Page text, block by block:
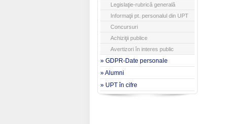
Legislaţie-rubrică generală
Informaţii pt. personalul din UPT
Concursuri
Achiziţii publice
Avertizori în interes public
» GDPR-Date personale
» Alumni
» UPT în cifre